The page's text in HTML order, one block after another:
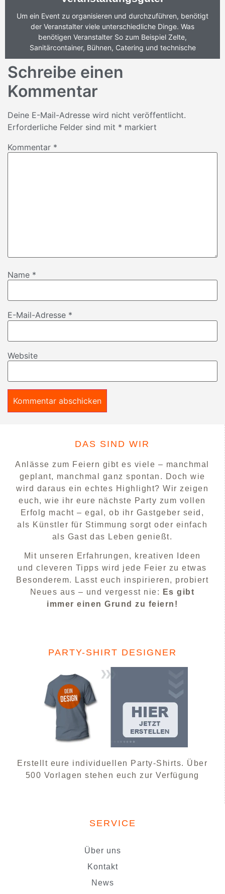
Um ein Event zu organisieren und durchzuführen, benötigt
der Veranstalter viele unterschiedliche Dinge. Was
benötigen Veranstalter So zum Beispiel Zelte,
Sanitärcontainer, Bühnen, Catering und technische
Schreibe einen
Kommentar
Deine E-Mail-Adresse wird nicht veröffentlicht.
Erforderliche Felder sind mit * markiert
Kommentar *
Name *
E-Mail-Adresse *
Website
DAS SIND WIR
Anlässe zum Feiern gibt es viele – manchmal
geplant, manchmal ganz spontan. Doch wie
wird daraus ein echtes Highlight? Wir zeigen
euch, wie ihr eure nächste Party zum vollen
Erfolg macht – egal, ob ihr Gastgeber seid,
als Künstler für Stimmung sorgt oder einfach
als Gast das Leben genießt.
Mit unseren Erfahrungen, kreativen Ideen
und cleveren Tipps wird jede Feier zu etwas
Besonderem. Lasst euch inspirieren, probiert
Neues aus – und vergesst nie:
Es gibt
immer einen Grund zu feiern!
PARTY-SHIRT DESIGNER
Erstellt eure individuellen Party-Shirts. Über
500 Vorlagen stehen euch zur Verfügung
SERVICE
Über uns
Kontakt
News